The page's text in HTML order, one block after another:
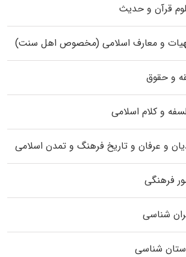
قرآن و حدیث
و معارف اسلامی (مخصوص اهل سنت)
و حقوق
و کلام اسلامی
و عرفان و تاریخ فرهنگ و تمدن اسلامی
فرهنگی
شناسی
شناسی